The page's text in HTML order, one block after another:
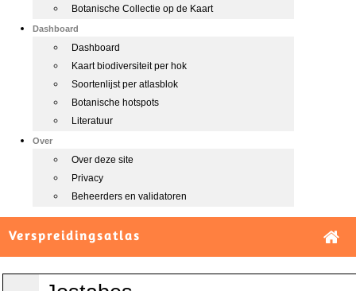
Botanische Collectie op de Kaart
Dashboard
Dashboard
Kaart biodiversiteit per hok
Soortenlijst per atlasblok
Botanische hotspots
Literatuur
Over
Over deze site
Privacy
Beheerders en validatoren
Verspreidingsatlas